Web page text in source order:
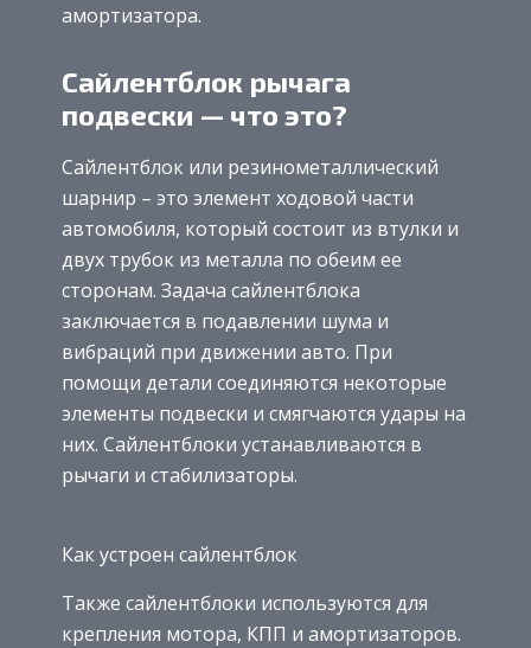
амортизатора.
Сайлентблок рычага
подвески — что это?
Сайлентблок или резинометаллический
шарнир – это элемент ходовой части
автомобиля, который состоит из втулки и
двух трубок из металла по обеим ее
сторонам. Задача сайлентблока
заключается в подавлении шума и
вибраций при движении авто. При
помощи детали соединяются некоторые
элементы подвески и смягчаются удары на
них. Сайлентблоки устанавливаются в
рычаги и стабилизаторы.
Как устроен сайлентблок
Также сайлентблоки используются для
крепления мотора, КПП и амортизаторов.